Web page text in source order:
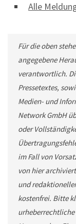
Alle
Für die oben
angegebene
verantwortlich.
Pressetextes,
Medien- und
Network GmbH
oder
im Fall von
von hier
und
kostenfrei. Bitte